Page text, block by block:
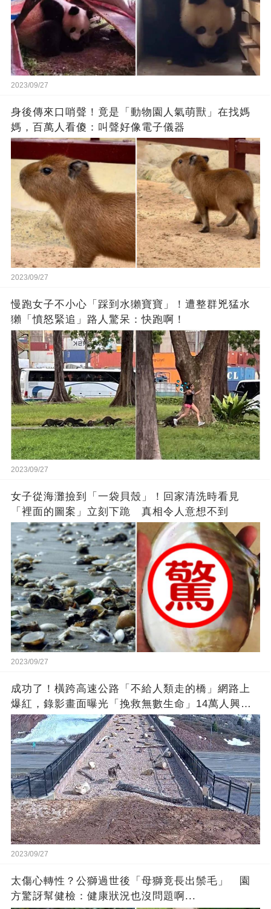
2023/09/27
身後傳來口哨聲！竟是「動物園人氣萌獸」在找媽
媽，百萬人看傻：叫聲好像電子儀器
2023/09/27
慢跑女子不小心「踩到水獺寶寶」！遭整群兇猛水
獺「憤怒緊追」路人驚呆：快跑啊！
2023/09/27
女子從海灘撿到「一袋貝殼」！回家清洗時看見
「裡面的圖案」立刻下跪 真相令人意想不到
2023/09/27
成功了！橫跨高速公路「不給人類走的橋」網路上
爆紅，錄影畫面曝光「挽救無數生命」14萬人興奮
歡呼
2023/09/27
太傷心轉性？公獅過世後「母獅竟長出鬃毛」 園
方驚訝幫健檢：健康狀況也沒問題啊...